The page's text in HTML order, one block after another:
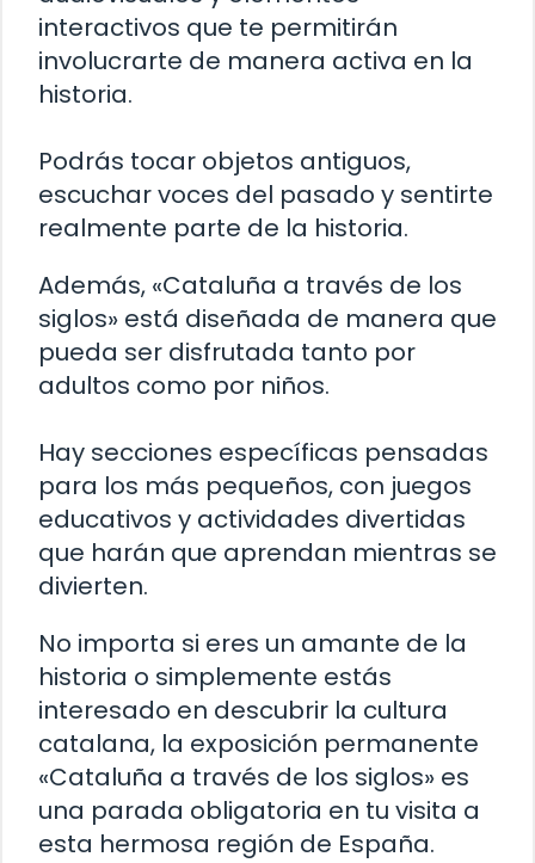
interactivos que te permitirán
involucrarte de manera activa en la
historia.
Podrás tocar objetos antiguos,
escuchar voces del pasado y sentirte
realmente parte de la historia.
Además, «Cataluña a través de los
siglos» está diseñada de manera que
pueda ser disfrutada tanto por
adultos como por niños.
Hay secciones específicas pensadas
para los más pequeños, con juegos
educativos y actividades divertidas
que harán que aprendan mientras se
divierten.
No importa si eres un amante de la
historia o simplemente estás
interesado en descubrir la cultura
catalana, la exposición permanente
«Cataluña a través de los siglos» es
una parada obligatoria en tu visita a
esta hermosa región de España.